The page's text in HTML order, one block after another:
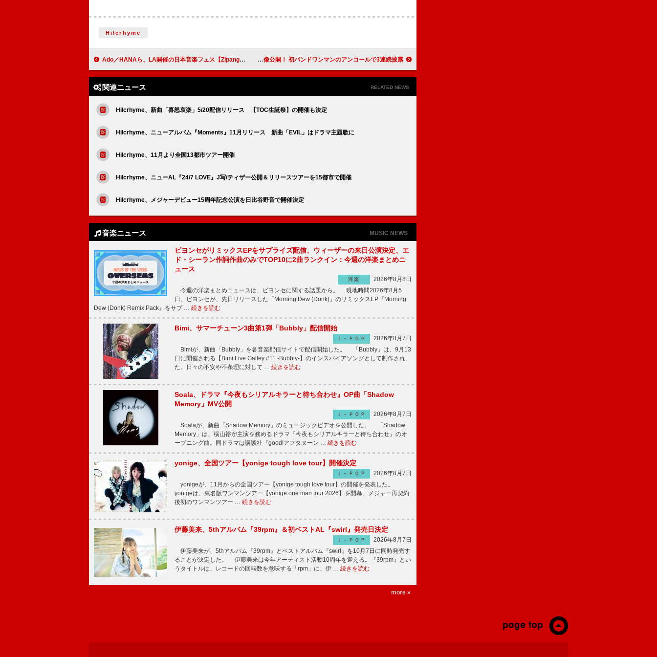
Hilcrhyme
Ado／HANAら、LA開催の日本音楽フェス【Zipangu】出演アーティストのロサンゼルス再生数が平均2.4倍に 松隈ケンタプロデュースのGBB（Girls be bad）「BiSH -星が瞬く夜に- 」カバー映像公開！ 初バンドワンマンのアンコールで3連続披露
関連ニュース RELATED NEWS
Hilcrhyme、新曲「喜怒哀楽」5/20配信リリース 【TOC生誕祭】の開催も決定
Hilcrhyme、ニューアルバム『Moments』11月リリース 新曲「EVIL」はドラマ主題歌に
Hilcrhyme、11月より全国13都市ツアー開催
Hilcrhyme、ニューAL『24/7 LOVE』J写/ティザー公開＆リリースツアーを15都市で開催
Hilcrhyme、メジャーデビュー15周年記念公演を日比谷野音で開催決定
音楽ニュース MUSIC NEWS
ビヨンセがリミックスEPをサプライズ配信、ウィーザーの来日公演決定、エ
ド・シーラン作詞作曲のみでTOP10に2曲ランクイン：今週の洋楽まとめニ
ュース
洋楽
2026年8月8日
今週の洋楽まとめニュースは、ビヨンセに関する話題から。 現地時間2026年8月5
日、ビヨンセが、先日リリースした「Morning Dew (Donk)」のリミックスEP『Morning
Dew (Donk) Remix Pack』をサプ … 続きを読む
Bimi、サマーチューン3曲第1弾「Bubbly」配信開始
Ｊ－ＰＯＰ
2026年8月7日
Bimiが、新曲「Bubbly」を各音楽配信サイトで配信開始した。 「Bubbly」は、9月13
日に開催される【Bimi Live Galley #11 -Bubbly-】のインスパイアソングとして制作され
た。日々の不安や不条理に対して … 続きを読む
Soala、ドラマ『今夜もシリアルキラーと待ち合わせ』OP曲「Shadow
Memory」MV公開
Ｊ－ＰＯＰ
2026年8月7日
Soalaが、新曲「Shadow Memory」のミュージックビデオを公開した。 「Shadow
Memory」は、横山裕が主演を務めるドラマ『今夜もシリアルキラーと待ち合わせ』のオ
ープニング曲。同ドラマは講談社『good!アフタヌーン … 続きを読む
yonige、全国ツアー【yonige tough love tour】開催決定
Ｊ－ＰＯＰ
2026年8月7日
yonigeが、11月からの全国ツアー【yonige tough love tour】の開催を発表した。
yonigeは、東名阪ワンマンツアー【yonige one man tour 2026】を開幕。メジャー再契約
後初のワンマンツアー … 続きを読む
伊藤美来、5thアルバム『39rpm』＆初ベストAL『swirl』発売日決定
Ｊ－ＰＯＰ
2026年8月7日
伊藤美来が、5thアルバム『39rpm』とベストアルバム『swirl』を10月7日に同時発売す
ることが決定した。 伊藤美来は今年アーティスト活動10周年を迎える。『39rpm』とい
うタイトルは、レコードの回転数を意味する「rpm」に、伊 … 続きを読む
more »